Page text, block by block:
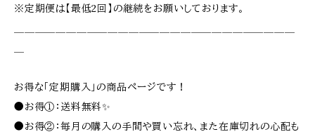
※定期便は【最低2回】の継続をお願いしております。
お得な「定期購入」の商品ページです！
●お得①：送料無料✨
●お得②：毎月の購入の手間や買い忘れ、また在庫切れの心配も